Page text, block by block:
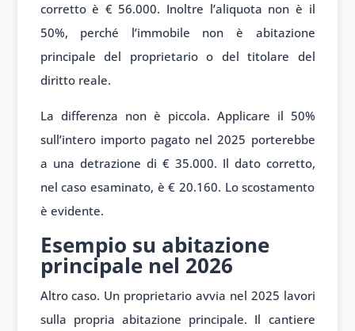
corretto è € 56.000. Inoltre l’aliquota non è il
50%, perché l’immobile non è abitazione
principale del proprietario o del titolare del
diritto reale.
La differenza non è piccola. Applicare il 50%
sull’intero importo pagato nel 2025 porterebbe
a una detrazione di € 35.000. Il dato corretto,
nel caso esaminato, è € 20.160. Lo scostamento
è evidente.
Esempio su abitazione
principale nel 2026
Altro caso. Un proprietario avvia nel 2025 lavori
sulla propria abitazione principale. Il cantiere